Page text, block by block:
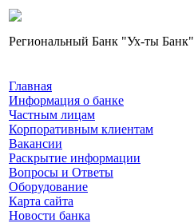
Региональный Банк "Ух-ты Банк"
Главная
Информация о банке
Частным лицам
Корпоративным клиентам
Вакансии
Раскрытие информации
Вопросы и Ответы
Оборудование
Карта сайта
Новости банка